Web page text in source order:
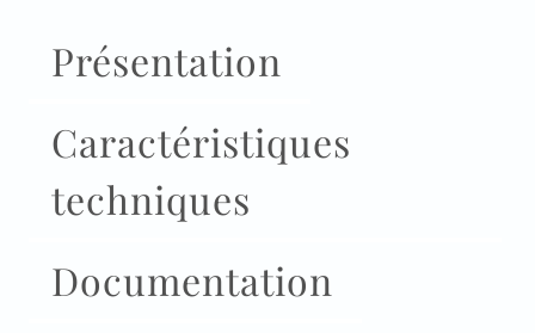
Présentation
Caractéristiques
techniques
Documentation